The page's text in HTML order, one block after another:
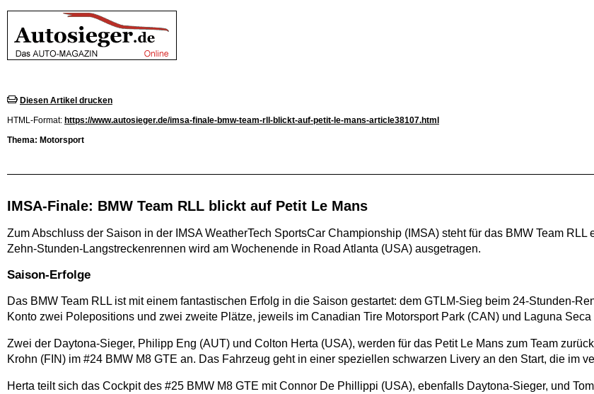
Diesen Artikel drucken
HTML-Format: https://www.autosieger.de/imsa-finale-bmw-team-rll-blickt-auf-petit-le-mans-article38107.html
Thema: Motorsport
IMSA-Finale: BMW Team RLL blickt auf Petit Le Mans
Zum Abschluss der Saison in der IMSA WeatherTech SportsCar Championship (IMSA) steht für das BMW Team
Zehn-Stunden-Langstreckenrennen wird am Wochenende in Road Atlanta (USA) ausgetragen.
Saison-Erfolge
Das BMW Team RLL ist mit einem fantastischen Erfolg in die Saison gestartet: dem GTLM-Sieg beim 24-Stunden-
Konto zwei Polepositions und zwei zweite Plätze, jeweils im Canadian Tire Motorsport Park (CAN) und Laguna
Zwei der Daytona-Sieger, Philipp Eng (AUT) und Colton Herta (USA), werden für das Petit Le Mans zum Team
Krohn (FIN) im #24 BMW M8 GTE an. Das Fahrzeug geht in einer speziellen schwarzen Livery an den Start, die im
Herta teilt sich das Cockpit des #25 BMW M8 GTE mit Connor De Phillippi (USA), ebenfalls Daytona-Sieger, und